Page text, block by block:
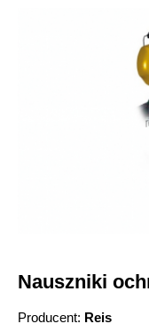
Nauszniki
Producent: Reis